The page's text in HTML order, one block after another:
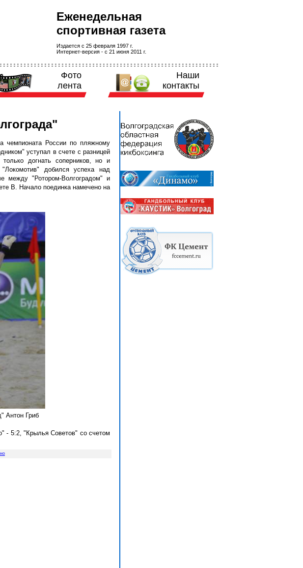
Еженедельная
спортивная газета
Издается с 25 февраля 1997 г.
Интернет-версия - с 21 июня 2011 г.
Фото
лента
Наши
контакты
чемпионата России по пляжному
уступал в счете с разницей
догнать соперников, но и
добился успеха над
между "Ротором-Волгоградом" и
B. Начало поединка намечено на
Антон Гриб
- 5:2, "Крылья Советов" со счетом